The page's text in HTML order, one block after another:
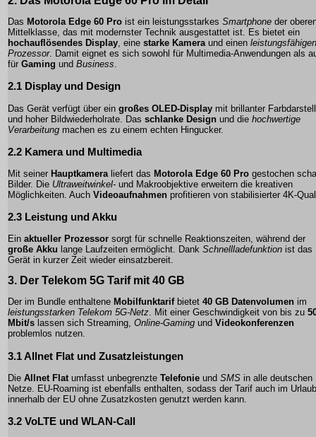
Das Motorola Edge 60 Pro ist ein leistungsstarkes Smartphone der
Mittelklasse, das mit modernster Technik ausgestattet ist. Es bietet ein
hochauflösendes Display, eine starke Kameraund einen leistungsfähigen
Prozessor. Damit eignet es sich sowohl für Multimedia-Anwendungen als
für Gaming und Business.
2.1 Display und Design
Das Gerät verfügt über ein großes OLED-Display mit brillanter
und hoher Bildwiederholrate. Das schlanke Design und die hochwertige
Verarbeitung machen es zu einem echten Hingucker.
2.2 Kamera und Multimedia
Mit seiner Hauptkamera liefert das Motorola Edge 60 Pro gestochen
Bilder. Die Ultraweitwinkel- und Makroobjektive erweitern die kreativen
Möglichkeiten. Auch Videoaufnahmen profitieren von stabilisierter 4K-
2.3 Leistung und Akku
Ein aktueller Prozessor sorgt für schnelle Reaktionszeiten, während der
große Akku lange Laufzeiten ermöglicht. Dank Schnellladefunktion ist das
Gerät in kurzer Zeit wieder einsatzbereit.
3. Der Telekom 5G Tarifmit 40 GB
Der im Bundle enthaltene Mobilfunktarifbietet 40 GB Datenvolumen im
leistungsstarken Telekom 5G-Netz. Mit einer Geschwindigkeit von bis zu
Mbit/s lassen sich Streaming, Online-Gaming und Videokonferenzen
problemlos nutzen.
3.1 Allnet Flat und Zusatzleistungen
Die Allnet Flat umfasst unbegrenzte Telefonie und SMS in alle deutschen
Netze.
EU-Roaming ist ebenfalls enthalten, sodass der Tarif auch im Urlaub
innerhalb der EU ohne Zusatzkosten genutzt werden kann.
3.2 VoLTE und WLAN-Call